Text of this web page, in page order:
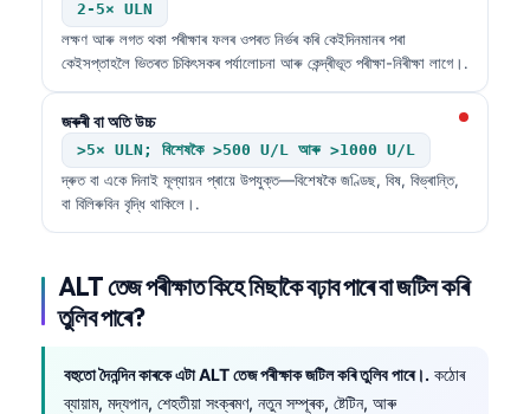
2-5× ULN
লক্ষণ আৰু লগত থকা পৰীক্ষাৰ ফলৰ ওপৰত নিৰ্ভৰ কৰি কেইদিনমানৰ পৰা
কেইসপ্তাহলৈ ভিতৰত চিকিৎসকৰ পৰ্যালোচনা আৰু কেন্দ্ৰীভূত পৰীক্ষা-নিৰীক্ষা লাগে।.
জৰুৰী বা অতি উচ্চ
>5× ULN; বিশেষকৈ >500 U/L আৰু >1000 U/L
দ্ৰুত বা একে দিনাই মূল্যায়ন প্ৰায়ে উপযুক্ত—বিশেষকৈ জণ্ডিছ, বিষ, বিভ্ৰান্তি,
বা বিলিৰুবিন বৃদ্ধি থাকিলে।.
ALT তেজ পৰীক্ষাত কিহে মিছাকৈ বঢ়াব পাৰে বা জটিল কৰি
তুলিব পাৰে?
বহুতো দৈনন্দিন কাৰকে এটা ALT তেজ পৰীক্ষাক জটিল কৰি তুলিব পাৰে।. কঠোৰ
ব্যায়াম, মদ্যপান, শেহতীয়া সংক্ৰমণ, নতুন সম্পূৰক, ষ্টেটিন, আৰু
Magyar
বাংলা
اردو
मराठी
తెలుగు
தமிழ்
ગુજરાતી
മലയാളം
Bahasa Melayu